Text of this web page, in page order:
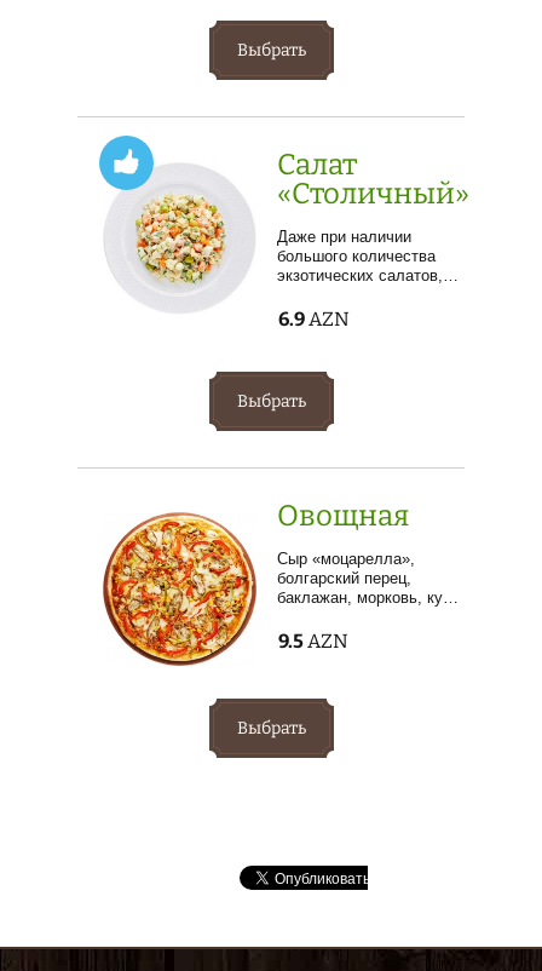
Выбрать
Салат
«Столичный»
Даже при наличии
большого количества
экзотических салатов,…
6.9 AZN
Выбрать
Овощная
Сыр «моцарелла»,
болгарский перец,
баклажан, морковь, ку…
9.5 AZN
Выбрать